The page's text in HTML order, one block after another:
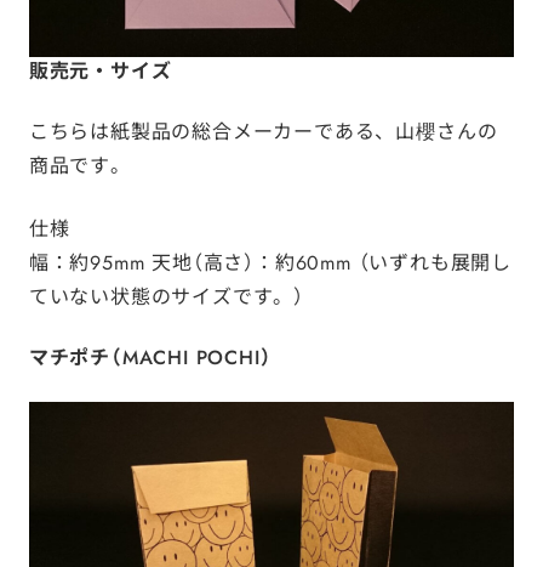
販売元・サイズ
こちらは紙製品の総合メーカーである、 山櫻さんの
商品です。
仕様
幅：約95mm 天地（高さ）：約60mm （いずれも展開し
ていない状態のサイズです。）
マチポチ（MACHI POCHI）